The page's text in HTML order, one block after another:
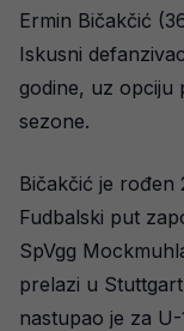
Ermin Bičakčić
Iskusni
godine, uz opciju
sezone.
Bičakčić je rođen
Fudbalski put
SpVgg
prelazi u
nastupao je za